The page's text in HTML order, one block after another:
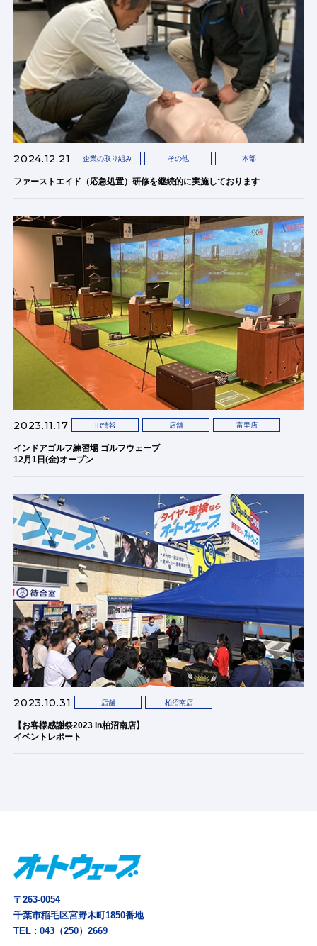
2024.12.21 企業の取り組み その他 本部
ファーストエイド（応急処置）研修を継続的に実施しております
2023.11.17 IR情報 店舗 富里店
インドアゴルフ練習場 ゴルフウェーブ
12月1日(金)オープン
2023.10.31 店舗 柏沼南店
【お客様感謝祭2023 in柏沼南店】
イベントレポート
〒263-0054
千葉市稲毛区宮野木町1850番地
TEL :043（250）2669